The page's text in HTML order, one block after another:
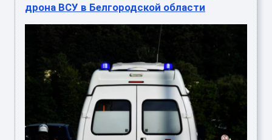
дрона ВСУ в Белгородской области